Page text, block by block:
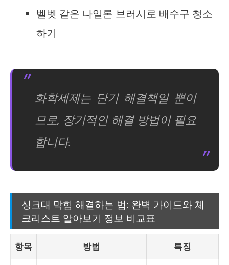
벨벳 같은 나일론 브러시로 배수구 청소
하기
화학세제는 단기 해결책일 뿐이
므로, 장기적인 해결 방법이 필요
합니다.
싱크대 막힘 해결하는 법: 완벽 가이드와 체
크리스트 알아보기 정보 비교표
항목 방법 특징